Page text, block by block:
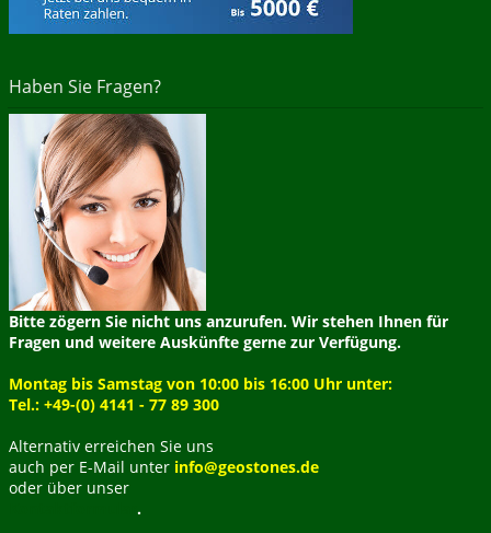
Haben Sie Fragen?
Bitte zögern Sie nicht uns anzurufen. Wir stehen Ihnen für
Fragen und weitere Auskünfte gerne zur Verfügung.
Montag bis Samstag von 10:00 bis 16:00 Uhr unter:
Tel.: +49-(0) 4141 - 77 89 300
Alternativ erreichen Sie uns
auch per E-Mail unter info@geostones.de
oder über unser
.